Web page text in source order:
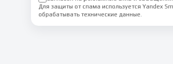
Для защиты от спама используется Yandex
обрабатывать технические данные.